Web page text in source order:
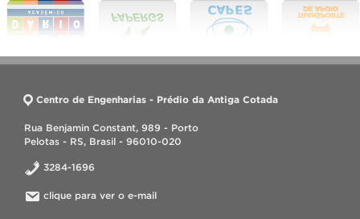
Centro de Engenharias - Prédio da Antiga Cotada
Rua Benjamin Constant, 989 - Porto
Pelotas - RS, Brasil - 96010-020
3284-1696
clique para ver o e-mail